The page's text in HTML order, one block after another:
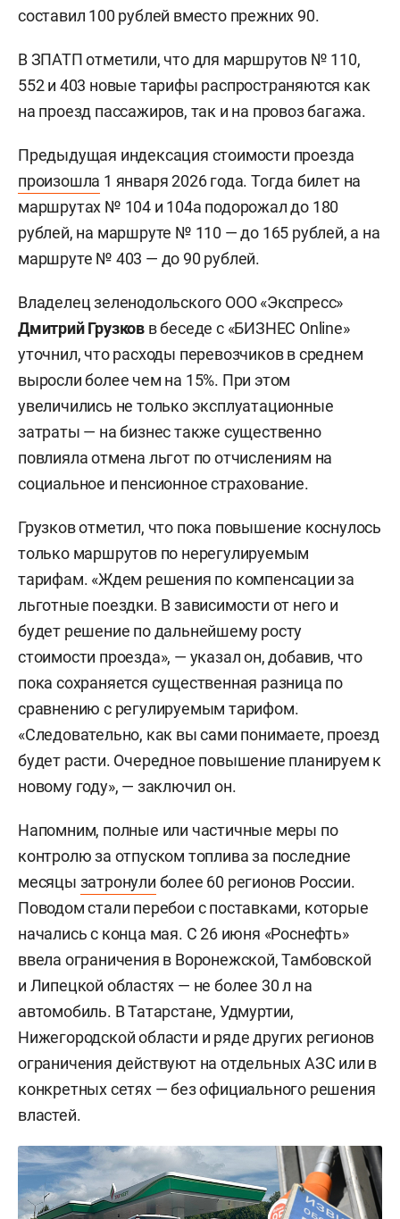
составил 100 рублей вместо прежних 90.
В ЗПАТП отметили, что для маршрутов № 110,
552 и 403 новые тарифы распространяются как
на проезд пассажиров, так и на провоз багажа.
Предыдущая индексация стоимости проезда
произошла 1 января 2026 года. Тогда билет на
маршрутах № 104 и 104а подорожал до 180
рублей, на маршруте № 110 — до 165 рублей, а на
маршруте № 403 — до 90 рублей.
Владелец зеленодольского ООО «Экспресс»
Дмитрий Грузков в беседе с «БИЗНЕС Online»
уточнил, что расходы перевозчиков в среднем
выросли более чем на 15%. При этом
увеличились не только эксплуатационные
затраты — на бизнес также существенно
повлияла отмена льгот по отчислениям на
социальное и пенсионное страхование.
Грузков отметил, что пока повышение коснулось
только маршрутов по нерегулируемым
тарифам. «Ждем решения по компенсации за
льготные поездки. В зависимости от него и
будет решение по дальнейшему росту
стоимости проезда», — указал он, добавив, что
пока сохраняется существенная разница по
сравнению с регулируемым тарифом.
«Следовательно, как вы сами понимаете, проезд
будет расти. Очередное повышение планируем к
новому году», — заключил он.
Напомним, полные или частичные меры по
контролю за отпуском топлива за последние
месяцы затронули более 60 регионов России.
Поводом стали перебои с поставками, которые
начались с конца мая. С 26 июня «Роснефть»
ввела ограничения в Воронежской, Тамбовской
и Липецкой областях — не более 30 л на
автомобиль. В Татарстане, Удмуртии,
Нижегородской области и ряде других регионов
ограничения действуют на отдельных АЗС или в
конкретных сетях — без официального решения
властей.